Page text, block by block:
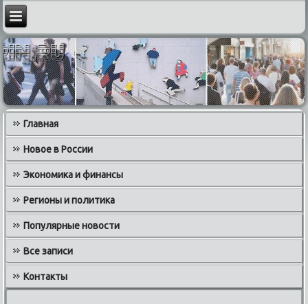
Главная
Новое в России
Экономика и финансы
Регионы и политика
Популярные новости
Все записи
Контакты